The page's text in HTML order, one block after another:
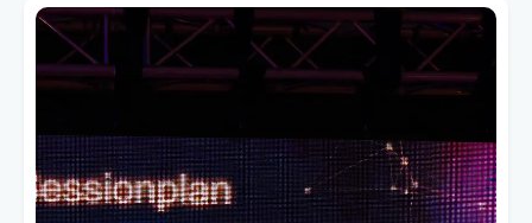
Warum Stuttgart? Jede Region
hat eigene KI-Herausforderungen.
Stuttgart hat Automotive. Engineering.
Industrie.